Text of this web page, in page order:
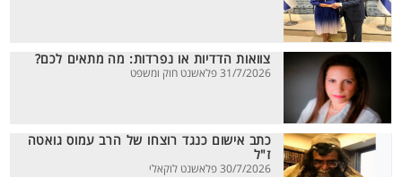
צוואות הדדיות או נפרדות: מה מתאים לכם?
31/7/2026 פלאשנט חוק ומשפט
כתב אישום כנגד רוצחו של הרב עמוס גואטה
ז"ל
30/7/2026 פלאשנט לוקאלי